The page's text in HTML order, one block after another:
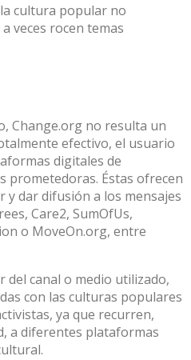
cultura popular no
veces rocen temas
Change.org no resulta un
efectivo, el usuario
digitales de
prometedoras. Éstas ofrecen
dar difusión a los mensajes
, Care2, SumOfUs,
o MoveOn.org, entre
del canal o medio utilizado,
con las culturas populares
ya que recurren,
a diferentes plataformas